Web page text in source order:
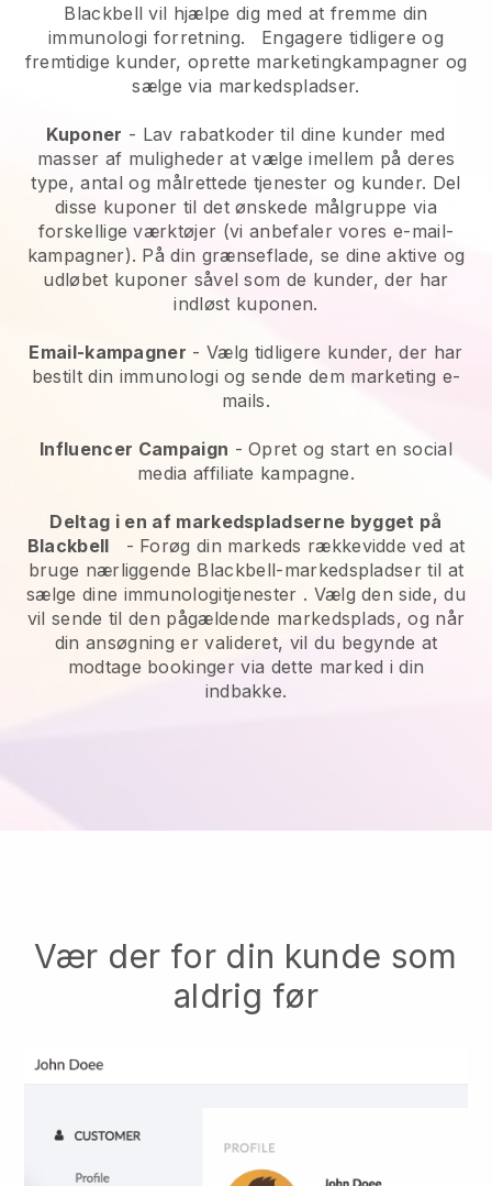
Blackbell vil hjælpe dig med at fremme din
immunologi forretning.
Engagere tidligere og
fremtidige kunder, oprette marketingkampagner og
sælge via markedspladser.
Kuponer - Lav rabatkoder til dine kunder med
masser af muligheder at vælge imellem på deres
type, antal og målrettede tjenester og kunder. Del
disse kuponer til det ønskede målgruppe via
forskellige værktøjer (vi anbefaler vores e-mail-
kampagner). På din grænseflade, se dine aktive og
udløbet kuponer såvel som de kunder, der har
indløst kuponen.
Email-kampagner -Vælg tidligere kunder, der har
bestilt din immunologi og sende dem marketing e-
mails.
Influencer Campaign - Opret og start en social
media affiliate kampagne.
Deltag i en af markedspladserne bygget på
Blackbell
- Forøg din markeds rækkevidde ved at
bruge nærliggende Blackbell-markedspladser til at
sælge dine immunologitjenester . Vælg den side, du
vil sende til den pågældende markedsplads, og når
din ansøgning er valideret, vil du begynde at
modtage bookinger via dette marked i din
indbakke.
Vær der for din kunde som
aldrig før